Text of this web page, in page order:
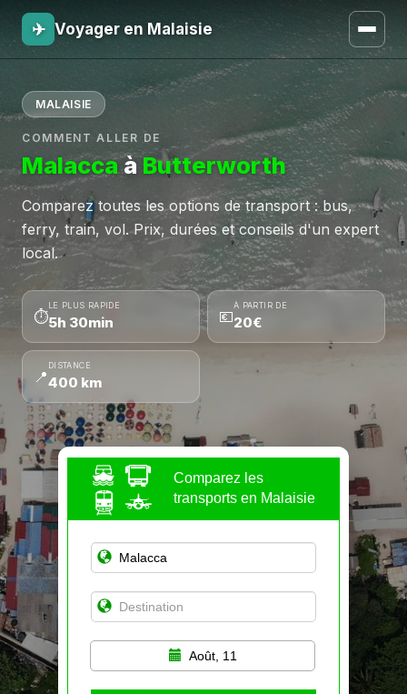
✈ Voyager en Malaisie
MALAISIE
COMMENT ALLER DE
MalaccaàButterworth
Comparez toutes les options de transport : bus,
ferry, train, vol. Prix, durées et conseils d'un expert
local.
⏱
LE PLUS RAPIDE
5h 30min 💶
À PARTIR DE
20€
📍
DISTANCE
400 km
Comparez les
transports en Malaisie
Août, 11